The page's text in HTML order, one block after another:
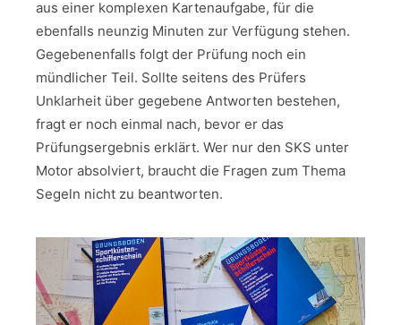
aus einer komplexen Kartenaufgabe, für die
ebenfalls neunzig Minuten zur Verfügung stehen.
Gegebenenfalls folgt der Prüfung noch ein
mündlicher Teil. Sollte seitens des Prüfers
Unklarheit über gegebene Antworten bestehen,
fragt er noch einmal nach, bevor er das
Prüfungsergebnis erklärt. Wer nur den SKS unter
Motor absolviert, braucht die Fragen zum Thema
Segeln nicht zu beantworten.